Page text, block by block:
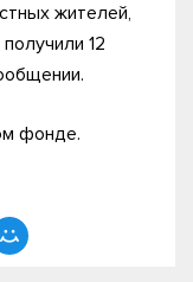
жителей,
12
фонде.